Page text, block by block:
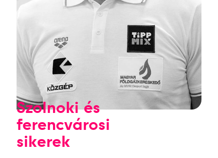
Szolnoki és
ferencvárosi
sikerek